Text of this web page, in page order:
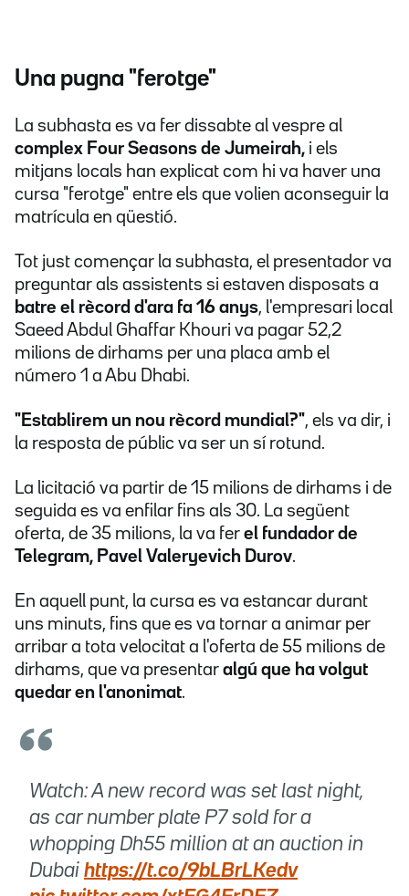
Una pugna "ferotge"
La subhasta es va fer dissabte al vespre al
complex Four Seasons de Jumeirah, i els
mitjans locals han explicat com hi va haver una
cursa "ferotge" entre els que volien aconseguir la
matrícula en qüestió.
Tot just començar la subhasta, el presentador va
preguntar als assistents si estaven disposats a
batre el rècord d'ara fa 16 anys, l'empresari local
Saeed Abdul Ghaffar Khouri va pagar 52,2
milions de dirhams per una placa amb el
número 1 a Abu Dhabi.
"Establirem un nou rècord mundial?", els va dir, i
la resposta de públic va ser un sí rotund.
La licitació va partir de 15 milions de dirhams i de
seguida es va enfilar fins als 30. La següent
oferta, de 35 milions, la va fer el fundador de
Telegram, Pavel Valeryevich Durov.
En aquell punt, la cursa es va estancar durant
uns minuts, fins que es va tornar a animar per
arribar a tota velocitat a l'oferta de 55 milions de
dirhams, que va presentar algú que ha volgut
quedar en l'anonimat.
Watch: A new record was set last night,
as car number plate P7 sold for a
whopping Dh55 million at an auction in
Dubai https://t.co/9bLBrLKedv